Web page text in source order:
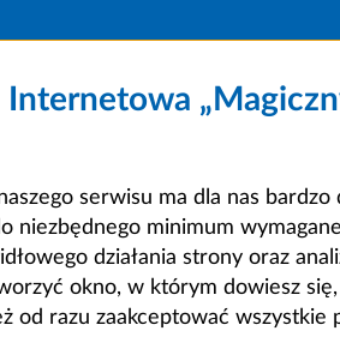
serwisu ma dla nas
niezbędnego minimum
działania strony oraz
okno, w którym dowiesz
razu zaakceptować wszystkie